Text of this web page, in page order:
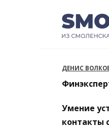
ДЕНИС
Умение
контакты